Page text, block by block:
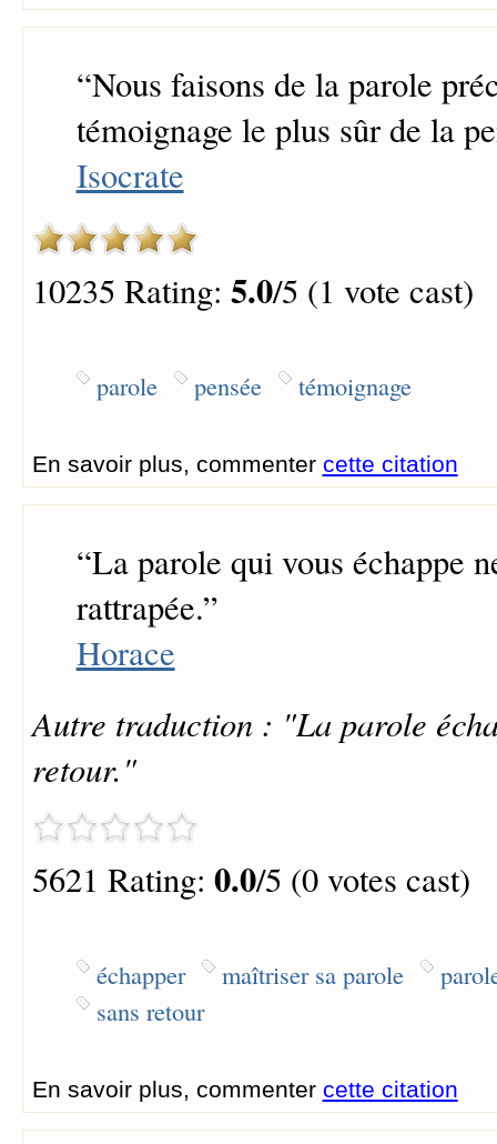
“Nous faisons de la parole
témoignage le plus sûr de la
Isocrate
10235 Rating: 5.0/5 (1 vote cast)
parole pensée témoignage
En savoir plus, commenter cette citation
“La parole qui vous échappe
rattrapée.”
Horace
Autre traduction : "La parole
retour."
5621 Rating: 0.0/5 (0 votes cast)
échapper maîtriser sa parole
sans retour
En savoir plus, commenter cette citation